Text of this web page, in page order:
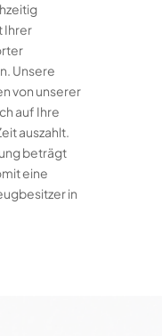
Ihrer
Unsere
von unserer
auf Ihre
auszahlt.
beträgt
eine
in